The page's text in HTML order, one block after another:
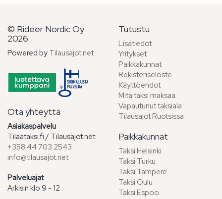
© Rideer Nordic Oy
2026
Powered by Tilausajot.net
Ota yhteyttä
Asiakaspalvelu
Tilaataksi.fi / Tilausajot.net
+358 44 703 2543
info@tilausajot.net
Palveluajat
Arkisin klo 9 - 12
Tutustu
Lisätiedot
Yritykset
Paikkakunnat
Rekisteriseloste
Käyttöehdot
Mitä taksi maksaa
Vapautunut taksiala
Tilausajot Ruotsissa
Paikkakunnat
Taksi Helsinki
Taksi Turku
Taksi Tampere
Taksi Oulu
Taksi Espoo